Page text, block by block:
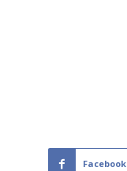
Facebook